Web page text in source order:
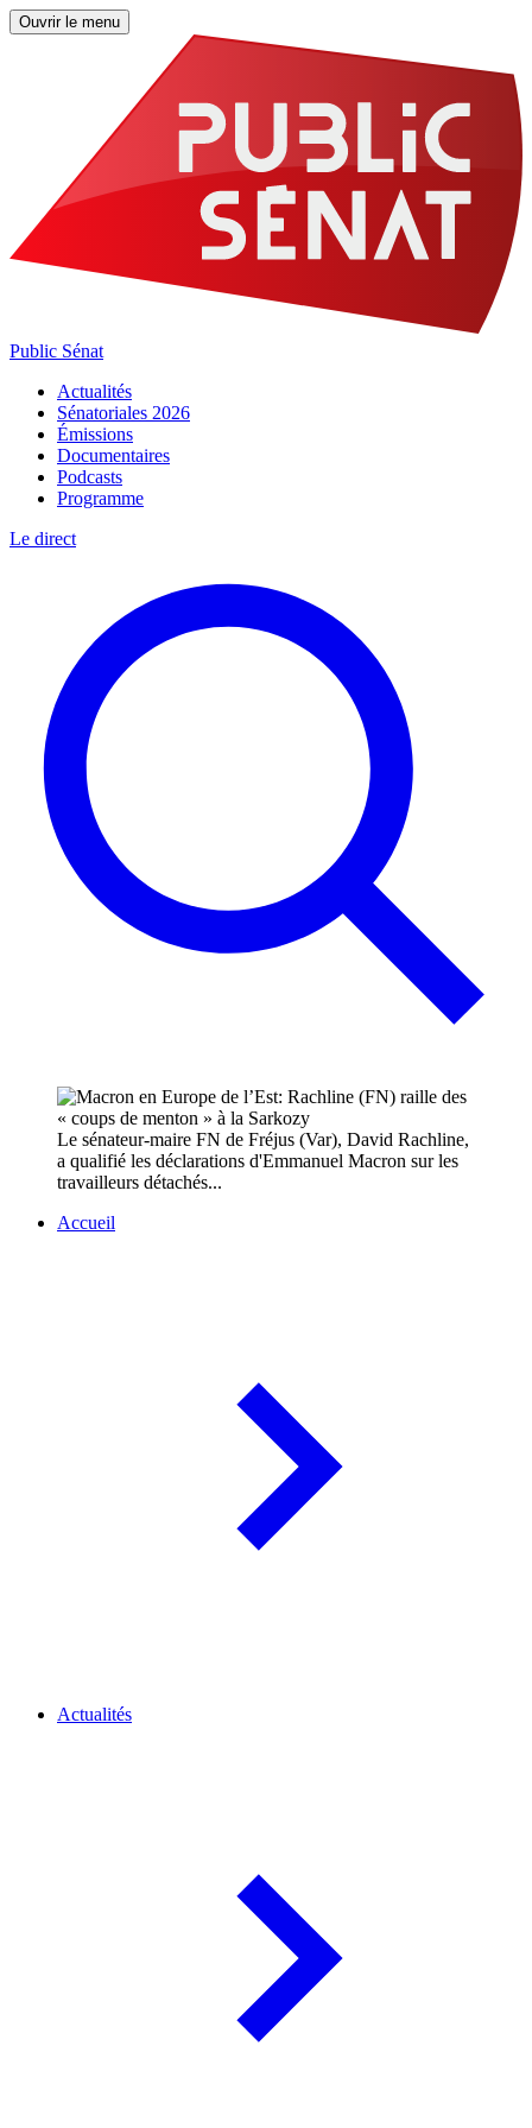
Ouvrir le menu
Public Sénat
Actualités
Sénatoriales 2026
Émissions
Documentaires
Podcasts
Programme
Le direct
Le sénateur-maire FN de Fréjus (Var), David Rachline,
a qualifié les déclarations d'Emmanuel Macron sur les
travailleurs détachés...
Accueil
Actualités